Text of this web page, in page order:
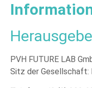
PVH FUTURE LAB
Sitz der Gesellschaft: